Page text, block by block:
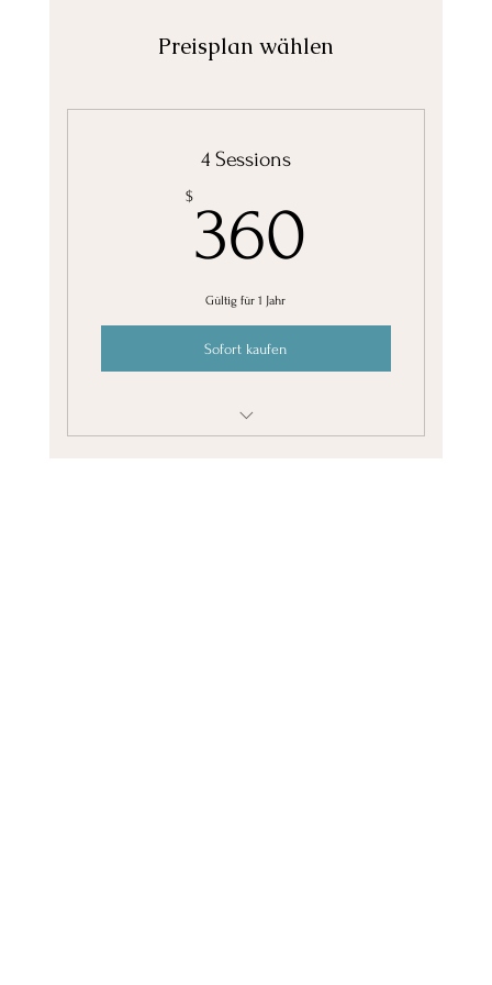
Preisplan wählen
4 Sessions
$360
Gültig für 1 Jahr
Sofort kaufen